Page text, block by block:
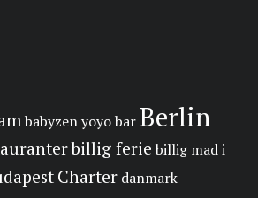
babyzen yoyobarBerlin
billig ferie billig mad i
Charter danmark